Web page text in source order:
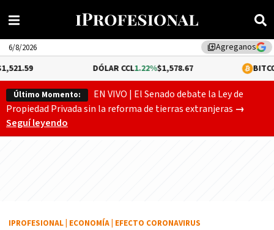
library_addAgreganos
6/8/2026
1.22%$1,578.67 -0.44%
Último Momento:
EN VIVO | El Senado debate la Ley de
Propiedad Privada sin la reforma de tierras extranjeras →
Seguí leyendo
IPROFESIONAL ECONOMÍA EFECTO CORONAVIRUS